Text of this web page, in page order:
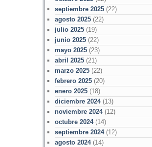
septiembre 2025(22)
agosto 2025(22)
julio 2025(19)
junio 2025(22)
mayo 2025(23)
abril 2025(21)
marzo 2025(22)
febrero 2025(20)
enero 2025(18)
diciembre 2024(13)
noviembre 2024(12)
octubre 2024(14)
septiembre 2024(12)
agosto 2024(14)